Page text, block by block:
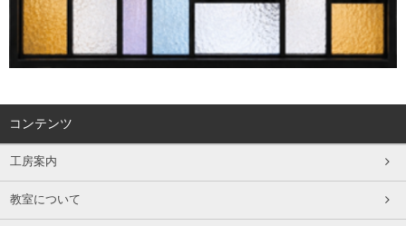
コンテンツ
工房案内
教室について